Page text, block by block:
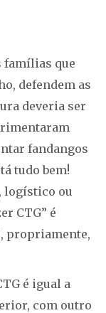
famílias que
defendem as
deveria ser
fandangos
tudo bem!
logístico ou
CTG” é
propriamente,
é igual a
com outro